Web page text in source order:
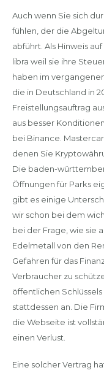
Auch wenn Sie sich
fühlen, der die
abführt. Als Hinweis
libra weil sie ihre
haben im
die in Deutschland in
Freistellungsauftrag
aus besser
bei Binance.
denen Sie
Die baden-
Öffnungen für Parks
gibt es einige
wir schon bei dem
bei der Frage, wie sie
Edelmetall von den
Gefahren für das
Verbraucher zu
öffentlichen
stattdessen an. Die
die Webseite ist
einen Verlust.
Eine solcher Vertrag